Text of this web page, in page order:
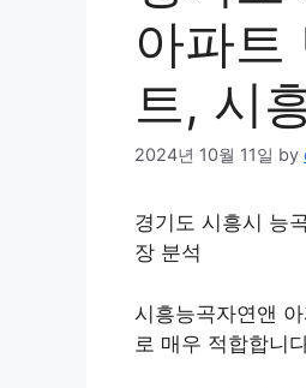
아파트
트, 시
2024년 10월 11일 by
경기도 시흥시 능
장 분석
시흥능곡자연앤
로 매우 적합합니